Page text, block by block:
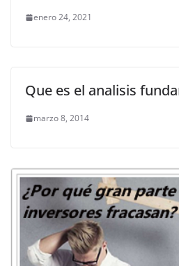
enero 24, 2021
Que es el analisis
marzo 8, 2014